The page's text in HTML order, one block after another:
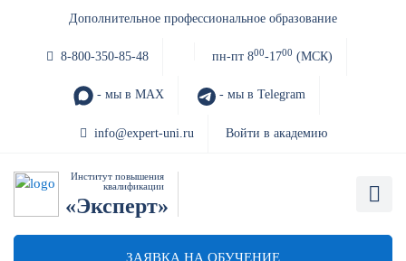
Дополнительное профессиональное образование
8-800-350-85-48 пн-пт 800-1700 (МСК)
- мы в MAX - мы в Telegram
info@expert-uni.ru Войти в академию
Институт повышения
квалификации
«Эксперт»
ЗАЯВКА НА ОБУЧЕНИЕ